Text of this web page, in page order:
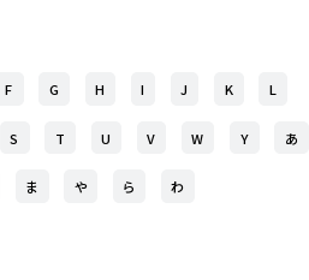
F G H I J K L
S T U V W Y あ
ま や ら わ